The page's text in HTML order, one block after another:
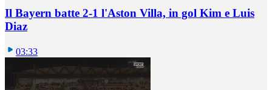
Il Bayern batte 2-1 l'Aston Villa, in gol Kim e Luis
Diaz
03:33